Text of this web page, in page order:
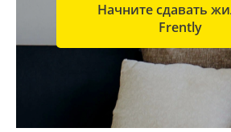
Начните сдавать
Frently